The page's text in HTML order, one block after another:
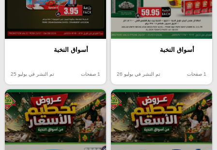
أسواق النخبة
1 صفحات تم النشر في يوليو 26
أسواق النخبة
1 صفحات تم النشر في يوليو 25